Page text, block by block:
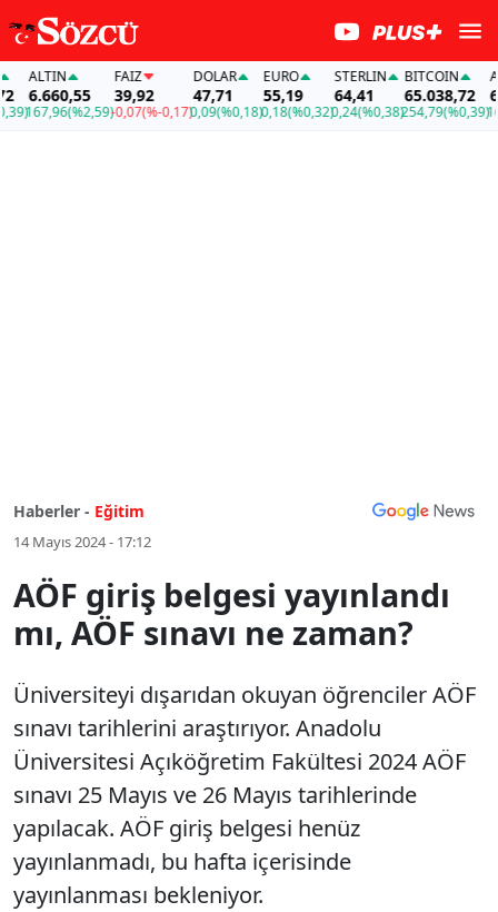
ALTIN
6.660,55
167,96(%2,59)
FAİZ
39,92
-0,07(%-0,17)
DOLAR
47,71
0,09(%0,18)
EURO
55,19
0,18(%0,32)
STERLIN
64,41
0,24(%0,38)
BITCOIN
65.038,72
254,79(%0,39)
Haberler - Eğitim
14 Mayıs 2024 - 17:12
AÖF giriş belgesi yayınlandı
mı, AÖF sınavı ne zaman?
Üniversiteyi dışarıdan okuyan öğrenciler AÖF
sınavı tarihlerini araştırıyor. Anadolu
Üniversitesi Açıköğretim Fakültesi 2024 AÖF
sınavı 25 Mayıs ve 26 Mayıs tarihlerinde
yapılacak. AÖF giriş belgesi henüz
yayınlanmadı, bu hafta içerisinde
yayınlanması bekleniyor.